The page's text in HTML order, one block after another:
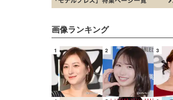
画像ランキング
1 2 3